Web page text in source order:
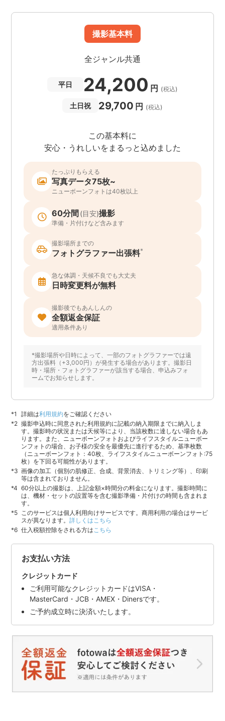
撮影基本料
全ジャンル共通
平日 24,200 円 (税込)
土日祝 29,700 円 (税込)
この基本料に
安心・うれしいをまるっと込めました
たっぷりもらえる
写真データ75枚~
ニューボーンフォトは40枚以上
60分間 (目安)撮影
準備・片付けなど含みます
撮影場所までの
フォトグラファー出張料*
急な体調・天候不良でも大丈夫
日時変更料が無料
撮影後でもあんしんの
全額返金保証
適用条件あり
*撮影場所や日時によって、一部のフォトグラファーでは遠
方出張料（+3,000円）が発生する場合があります。撮影日
時・場所・フォトグラファーが該当する場合、申込みフォ
ームでお知らせします。
詳細は利用規約をご確認ください
撮影申込時に同意された利用規約に記載の納入期限までに納入しま
す。撮影時の状況または天候等により、当該枚数に達しない場合もあ
ります。また、ニューボーンフォトおよびライフスタイルニューボー
ンフォトの場合、お子様の安全を最優先に進行するため、基準枚数
（ニューボーンフォト：40枚、ライフスタイルニューボーンフォト:75
枚）を下回る可能性があります。
画像の加工（個別の肌修正、合成、背景消去、トリミング等）、印刷
等は含まれておりません。
60分以上の撮影は、上記金額×時間分の料金になります。撮影時間に
は、機材・セットの設置等を含む撮影準備・片付けの時間も含まれま
す。
このサービスは個人利用向けサービスです。商用利用の場合はサービ
スが異なります。詳しくはこちら
仕入税額控除をされる方は こちら
お支払い方法
クレジットカード
ご利用可能なクレジットカードはVISA・
MasterCard・JCB・AMEX・Dinersです。
ご予約成立時に決済いたします。